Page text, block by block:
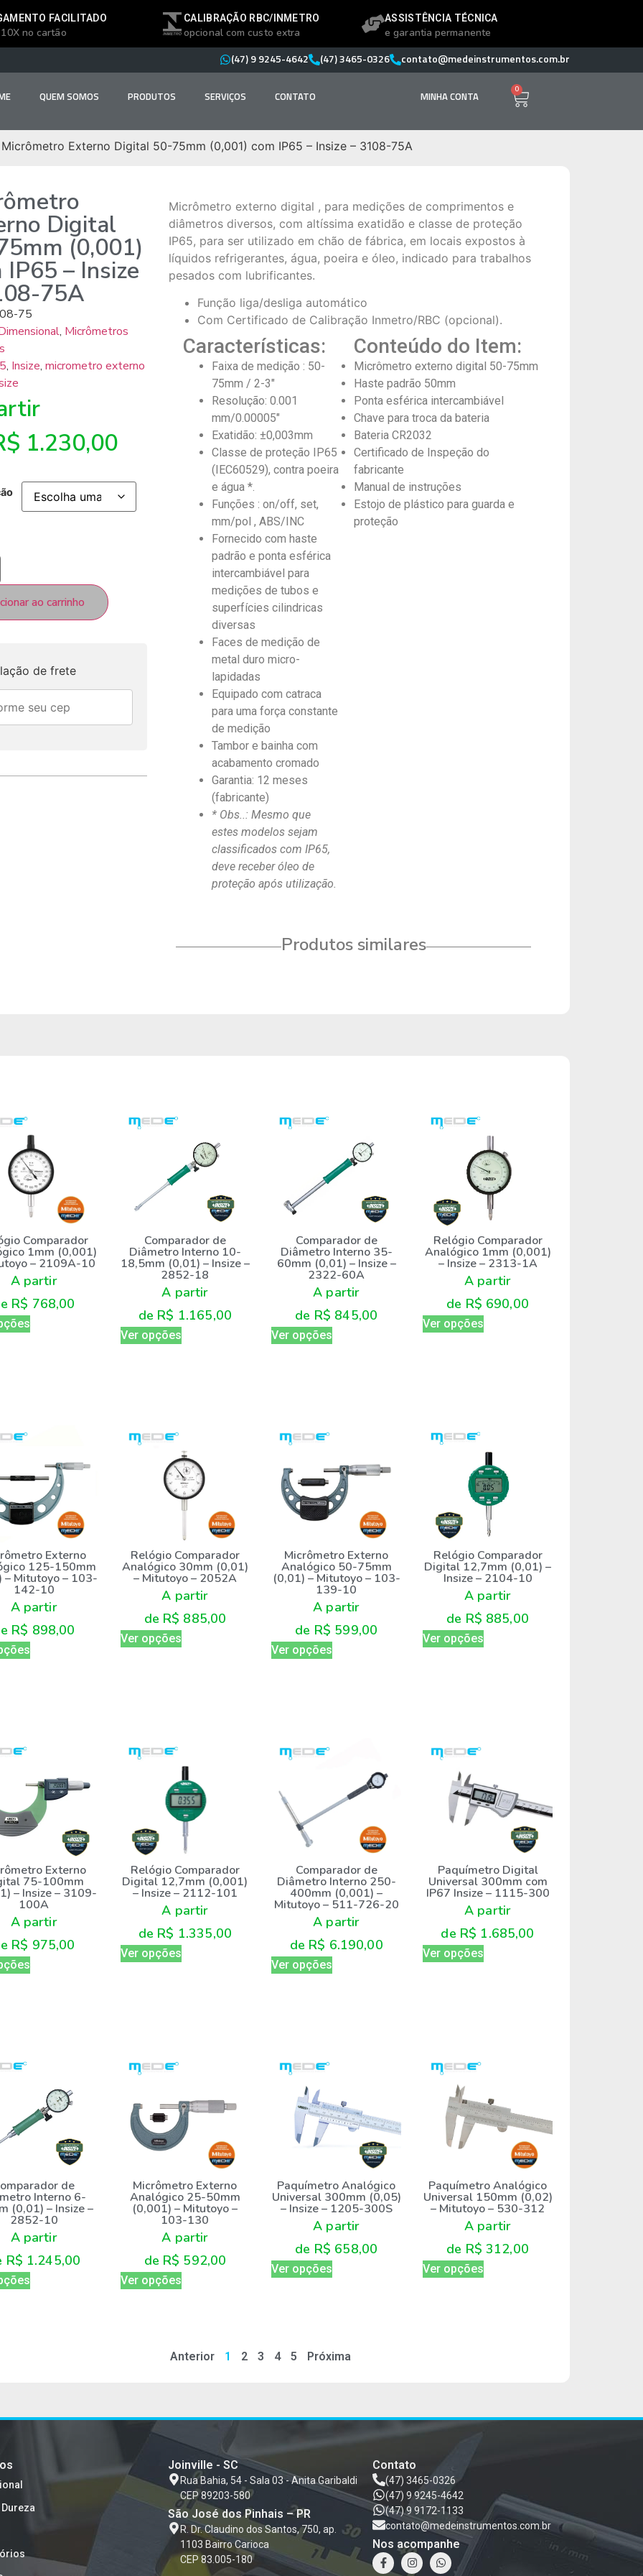
FACILITADO
no cartão
CALIBRAÇÃO RBC/INMETRO
opcional com custo extra
ASSISTÊNCIA TÉCNICA
e garantia permanente
(47) 9 9245-4642 (47) 3465-0326 contato@medeinstrumentos.com.br
QUEM SOMOS PRODUTOS SERVIÇOS CONTATO MINHA CONTA 0
Externo Digital 50-75mm (0,001) com IP65 – Insize – 3108-75A
Digital
(0,001)
IP65 – Insize
75A
75
, Micrômetros
, Insize,micrometro externo
1.230,00
ao carrinho
de frete
Micrômetro externo digital , para medições de comprimentos e
diâmetros diversos, com altíssima exatidão e classe de proteção
IP65, para ser utilizado em chão de fábrica, em locais expostos à
líquidos refrigerantes, água, poeira e óleo, indicado para trabalhos
pesados com lubrificantes.
Função liga/desliga automático
Com Certificado de Calibração Inmetro/RBC (opcional).
Características:
Faixa de medição : 50-
75mm / 2-3″
Resolução: 0.001
mm/0.00005″
Exatidão: ±0,003mm
Classe de proteção IP65
(IEC60529), contra poeira
e água *.
Funções : on/off, set,
mm/pol , ABS/INC
Fornecido com haste
padrão e ponta esférica
intercambiável para
medições de tubos e
superfícies cilindricas
diversas
Faces de medição de
metal duro micro-
lapidadas
Equipado com catraca
para uma força constante
de medição
Tambor e bainha com
acabamento cromado
Garantia: 12 meses
(fabricante)
* Obs..: Mesmo que
estes modelos sejam
classificados com IP65,
deve receber óleo de
proteção após utilização.
Conteúdo do Item:
Micrômetro externo digital 50-75mm
Haste padrão 50mm
Ponta esférica intercambiável
Chave para troca da bateria
Bateria CR2032
Certificado de Inspeção do
fabricante
Manual de instruções
Estojo de plástico para guarda e
proteção
Produtos similares
Comparador
1mm (0,001)
– 2109A-10
A partir
R$ 768,00
Comparador de
Diâmetro Interno 10-
18,5mm (0,01) – Insize –
2852-18
A partir
de R$ 1.165,00
Ver opções
Comparador de
Diâmetro Interno 35-
60mm (0,01) – Insize –
2322-60A
A partir
de R$ 845,00
Ver opções
Relógio Comparador
Analógico 1mm (0,001)
– Insize – 2313-1A
A partir
de R$ 690,00
Ver opções
Externo
125-150mm
– Mitutoyo – 103-
142-10
A partir
R$ 898,00
Relógio Comparador
Analógico 30mm (0,01)
– Mitutoyo – 2052A
A partir
de R$ 885,00
Ver opções
Micrômetro Externo
Analógico 50-75mm
(0,01) – Mitutoyo – 103-
139-10
A partir
de R$ 599,00
Ver opções
Relógio Comparador
Digital 12,7mm (0,01) –
Insize – 2104-10
A partir
de R$ 885,00
Ver opções
Externo
75-100mm
– Insize – 3109-
100A
A partir
R$ 975,00
Relógio Comparador
Digital 12,7mm (0,001)
– Insize – 2112-101
A partir
de R$ 1.335,00
Ver opções
Comparador de
Diâmetro Interno 250-
400mm (0,001) –
Mitutoyo – 511-726-20
A partir
de R$ 6.190,00
Ver opções
Paquímetro Digital
Universal 300mm com
IP67 Insize – 1115-300
A partir
de R$ 1.685,00
Ver opções
de
Interno 6-
(0,01) – Insize –
2852-10
A partir
R$ 1.245,00
Micrômetro Externo
Analógico 25-50mm
(0,001) – Mitutoyo –
103-130
A partir
de R$ 592,00
Ver opções
Paquímetro Analógico
Universal 300mm (0,05)
– Insize – 1205-300S
A partir
de R$ 658,00
Ver opções
Paquímetro Analógico
Universal 150mm (0,02)
– Mitutoyo – 530-312
A partir
de R$ 312,00
Ver opções
Anterior 1 2 3 4 5 Próxima
Joinville - SC
Rua Bahia, 54 - Sala 03 - Anita Garibaldi
CEP 89203-580
São José dos Pinhais – PR
R. Dr. Claudino dos Santos, 750, ap.
1103 Bairro Carioca
CEP 83.005-180
Contato
(47) 3465-0326
(47) 9 9245-4642
(47) 9 9172-1133
contato@medeinstrumentos.com.br
Nos acompanhe